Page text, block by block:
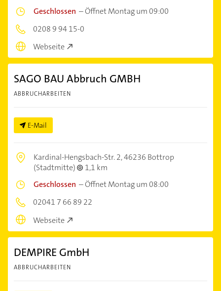
Geschlossen –Öffnet Montag um 09:00
0208 9 94 15-0
Webseite
SAGO BAU Abbruch GMBH
ABBRUCHARBEITEN
E-Mail
Kardinal-Hengsbach-Str. 2,46236 Bottrop
(Stadtmitte)
1,1 km
Geschlossen –Öffnet Montag um 08:00
02041 7 66 89 22
Webseite
DEMPIRE GmbH
ABBRUCHARBEITEN